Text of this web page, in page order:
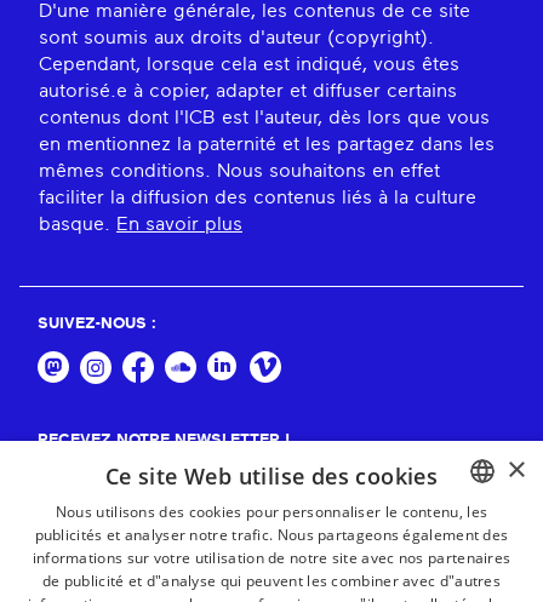
D'une manière générale, les contenus de ce site
sont soumis aux droits d'auteur (copyright).
Cependant, lorsque cela est indiqué, vous êtes
autorisé.e à copier, adapter et diffuser certains
contenus dont l'ICB est l'auteur, dès lors que vous
en mentionnez la paternité et les partagez dans les
mêmes conditions. Nous souhaitons en effet
faciliter la diffusion des contenus liés à la culture
basque.
En savoir plus
SUIVEZ-NOUS :
RECEVEZ NOTRE NEWSLETTER !
BASQUE
FRENCH
×
Ce site Web utilise des cookies
Nous utilisons des cookies pour personnaliser le contenu, les
publicités et analyser notre trafic. Nous partageons également des
informations sur votre utilisation de notre site avec nos partenaires
de publicité et d"analyse qui peuvent les combiner avec d"autres